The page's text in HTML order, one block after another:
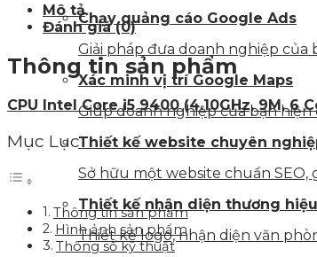
Chạy quảng cáo Google Ads
Giải pháp đưa doanh nghiệp
Xác minh vị trí Google Maps
Giúp doanh nghiệp của bạn
Thiết kế website chuyên
Sở hữu một website chuẩn SEO,
Thiết kế nhận diện thương hiệu
Thiết kế logo, nhận diện văn
Mô tả
Đánh giá (0)
Thông tin sản phẩm
CPU Intel Core i5 9400 (4.10GHz, 9M, 6
Mục Lục
Thông tin sản phẩm
Hình ảnh sản phẩm
Thông số kỹ thuật